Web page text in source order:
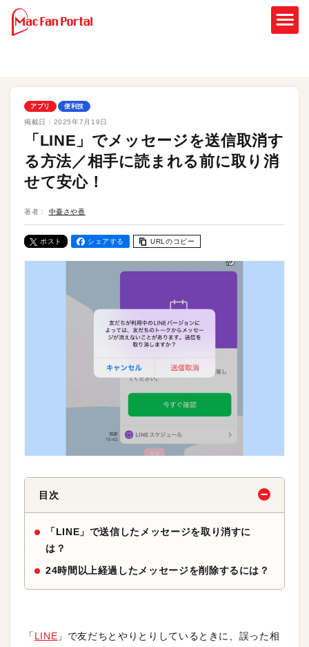
アプリ 便利技
掲載日： 2025年7月19日
「LINE」でメッセージを送信取消す
る方法／相手に読まれる前に取り消
せて安心！
著者： 中臺さや香
ポスト シェアする URLのコピー
目次
「LINE」で送信したメッセージを取り消すに
は？
24時間以上経過したメッセージを削除するには？
「 LINE 」で友だちとやりとりしているときに、誤った相